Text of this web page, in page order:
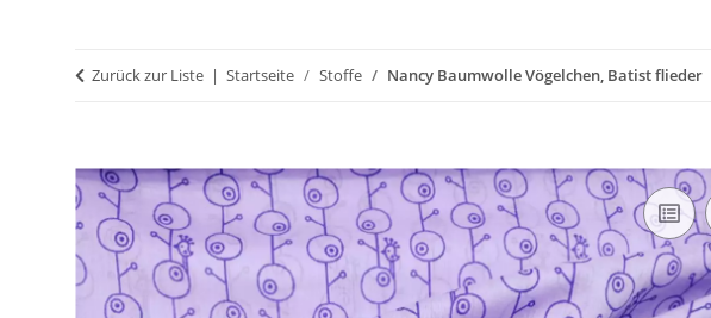
Zurück zur Liste Startseite Stoffe Nancy Baumwolle Vögelchen, Batist flieder